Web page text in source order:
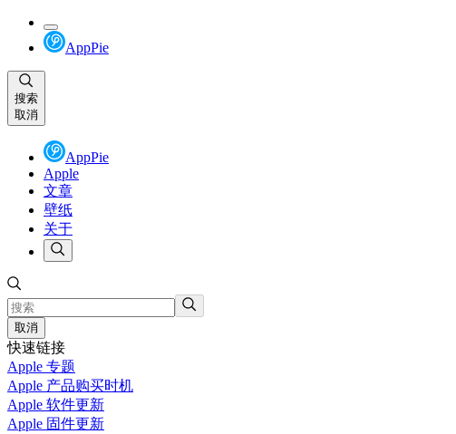
AppPie
搜索
取消
AppPie
Apple
文章
壁纸
关于
取消
快速链接
Apple 专题
Apple 产品购买时机
Apple 软件更新
Apple 固件更新